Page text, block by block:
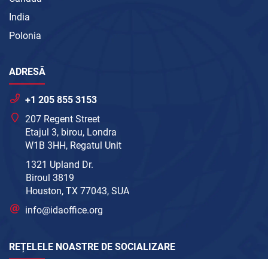
India
Polonia
ADRESĂ
+1 205 855 3153
207 Regent Street
Etajul 3, birou, Londra
W1B 3HH, Regatul Unit
1321 Upland Dr.
Biroul 3819
Houston, TX 77043, SUA
info@idaoffice.org
REȚELELE NOASTRE DE SOCIALIZARE